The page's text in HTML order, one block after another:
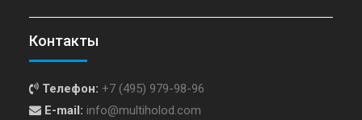
Контакты
Телефон: +7 (495) 979-98-96
E-mail: info@multiholod.com